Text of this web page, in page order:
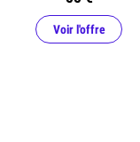
Voir l'offre